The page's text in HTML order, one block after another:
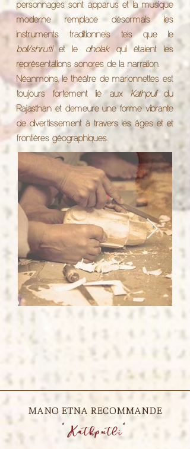
personnages sont apparus et la musique
moderne remplace désormais les
instruments traditionnels tels que le
boli/shruttiet le dholakqui étaient les
représentations sonores de la narration.
Néanmoins, le théâtre de marionnettes est
toujours fortement lié auxKathpulidu
Rajasthan et demeure une forme vibrante
de divertissement à travers les âges et et
frontières géographiques.
MANO ETNA RECOMMANDE
"Kathputli"